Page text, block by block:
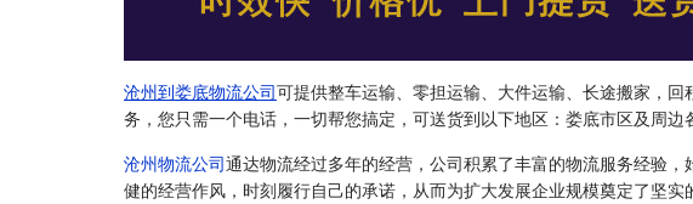
沧州到娄底物流公司可提供整车运输、零担运输、大件运输、长途搬家，
务，您只需一个电话，一切帮您搞定，可送货到以下地区：娄底市区及周边
沧州物流公司通达物流经过多年的经营，公司积累了丰富的物流服务经验
健的经营作风，时刻履行自己的承诺，从而为扩大发展企业规模奠定了坚